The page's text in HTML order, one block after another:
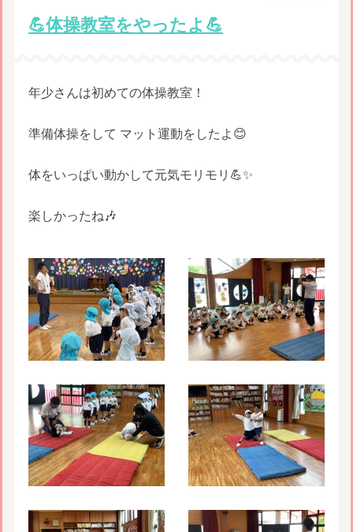
💪体操教室をやったよ💪
年少さんは初めての体操教室！
準備体操をして マット運動をしたよ😊
体をいっぱい動かして元気モリモリ💪✨
楽しかったね🎶